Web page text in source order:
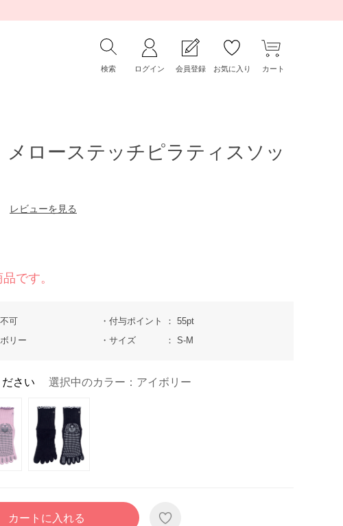
検索 ログイン 会員登録 お気に入り カート
メローステッチピラティスソッ
レビューを見る
です。
可
リー
付与ポイント
55pt
サイズ
S-M
さい 選択中のカラー：アイボリー
カートに入れる